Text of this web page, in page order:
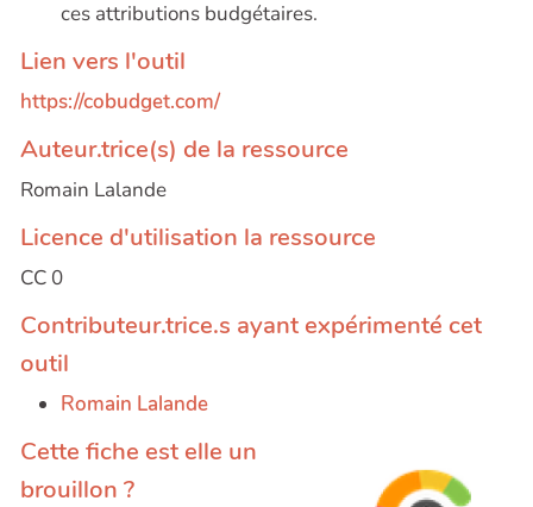
ces attributions budgétaires.
Lien vers l'outil
https://cobudget.com/
Auteur.trice(s) de la ressource
Romain Lalande
Licence d'utilisation la ressource
CC 0
Contributeur.trice.s ayant expérimenté cet
outil
Romain Lalande
Cette fiche est elle un
brouillon ?